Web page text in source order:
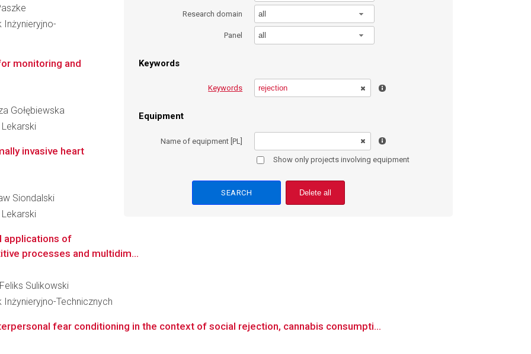
Research domain all
Panel all
Keywords
Keywords
Equipment
Name of equipment [PL]
Show only projects involving equipment
Delete all
Inżynieryjno-
monitoring and
Gołębiewska
invasive heart
Siondalski
applications of
processes and multidim...
Sulikowski
Inżynieryjno-Technicznych
fear conditioning in the context of social rejection, cannabis consumpti...